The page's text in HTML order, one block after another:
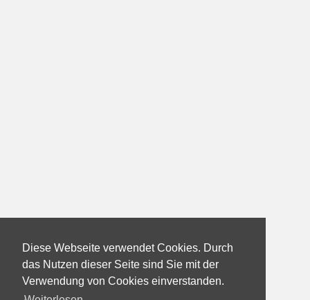
Diese Webseite verwendet Cookies. Durch
das Nutzen dieser Seite sind Sie mit der
Verwendung von Cookies einverstanden.